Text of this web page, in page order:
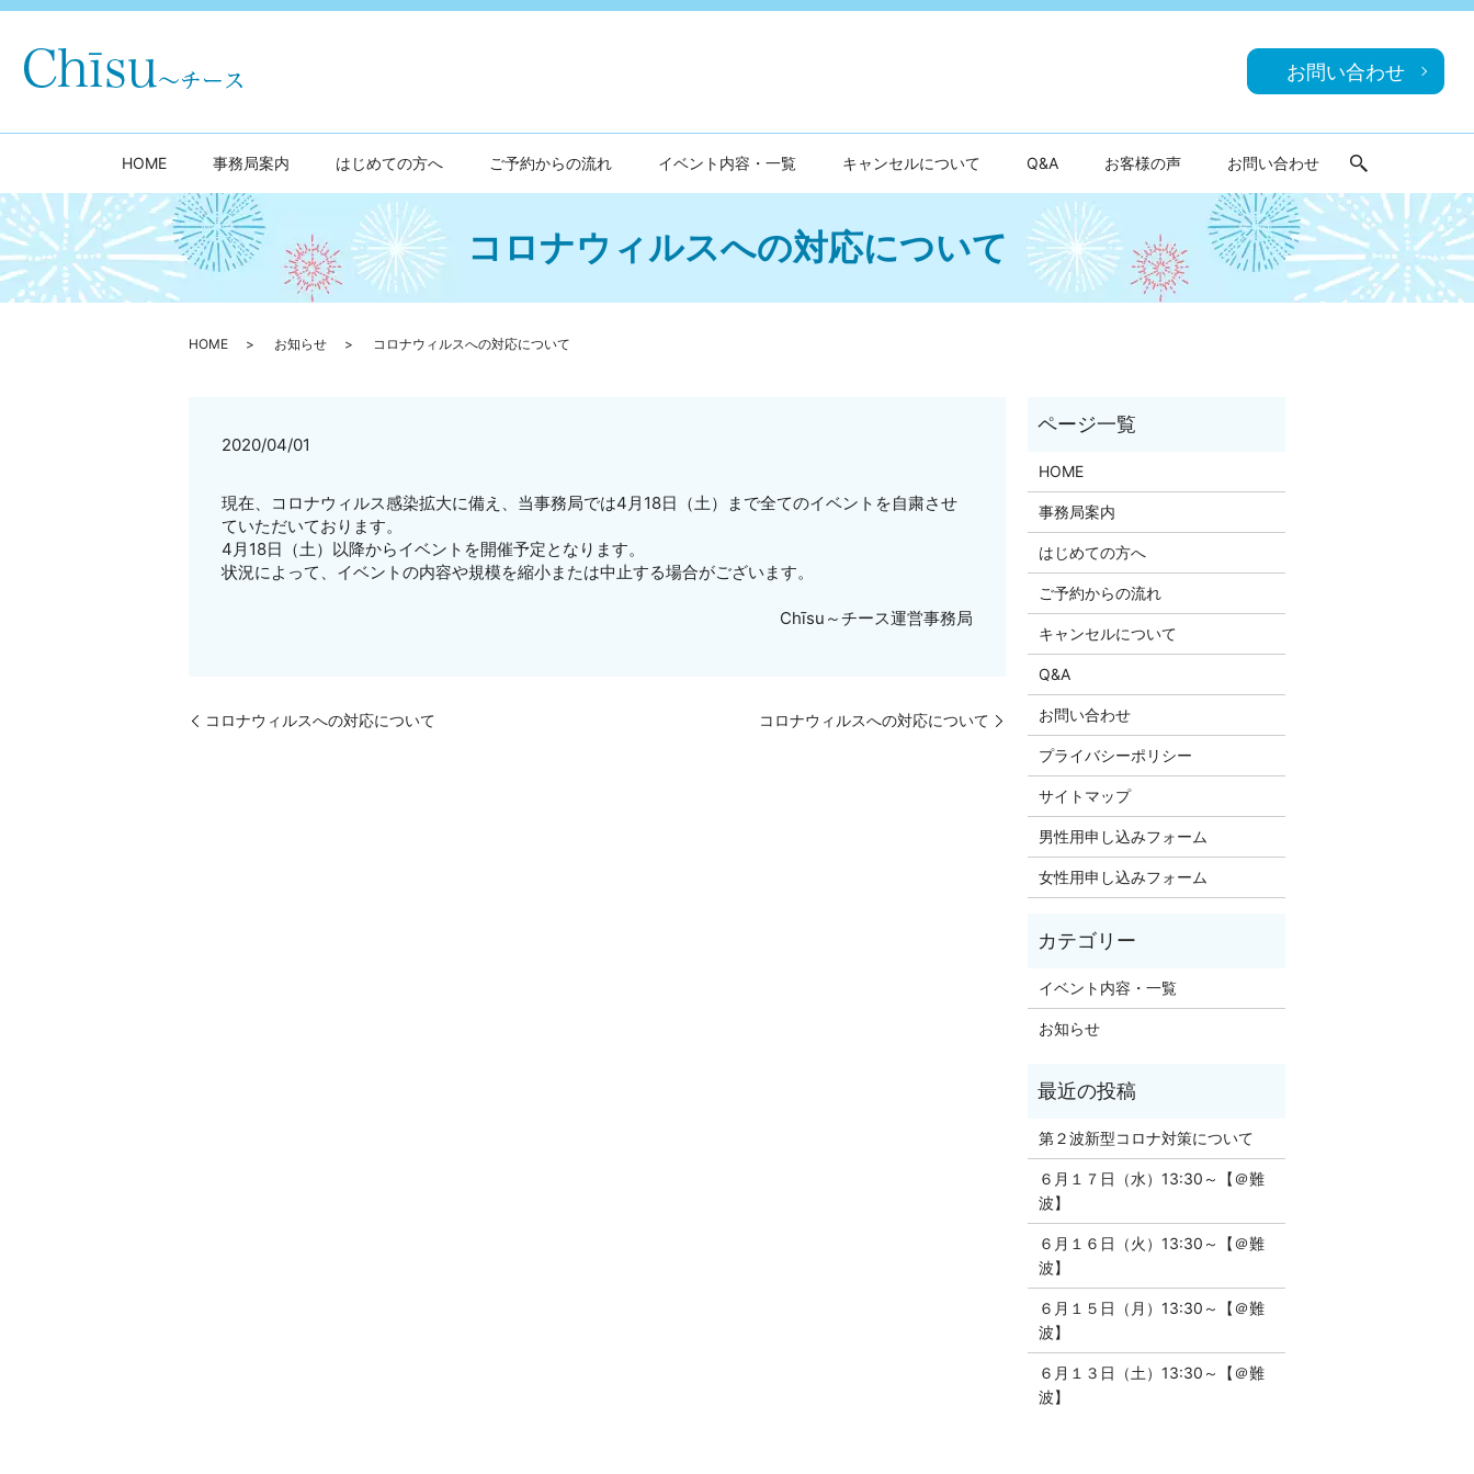
HOME 事務局案内 はじめての方へ ご予約からの流れ イベント内容・一覧 キャンセルについて Q&A お客様の声 お問い合わせ search
お問い合わせ
コロナウィルスへの対応について
HOME お知らせ コロナウィルスへの対応について
2020/04/01
現在、コロナウィルス感染拡大に備え、当事務局では4月18日（土）まで全てのイベントを自粛させ
ていただいております。
4月18日（土）以降からイベントを開催予定となります。
状況によって、イベントの内容や規模を縮小または中止する場合がございます。
Chīsu～チース運営事務局
コロナウィルスへの対応について コロナウィルスへの対応について
HOME
事務局案内
はじめての方へ
ご予約からの流れ
キャンセルについて
Q&A
お問い合わせ
プライバシーポリシー
サイトマップ
男性用申し込みフォーム
女性用申し込みフォーム
イベント内容・一覧
お知らせ
第２波新型コロナ対策について
６月１７日（水）13:30～【＠難
波】
６月１６日（火）13:30～【＠難
波】
６月１５日（月）13:30～【＠難
波】
６月１３日（土）13:30～【＠難
波】